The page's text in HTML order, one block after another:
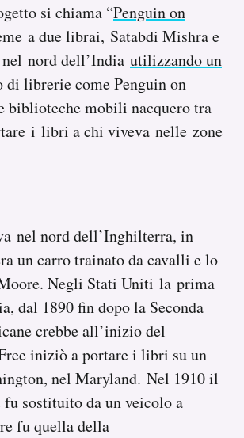
si chiama “Penguin on
a due librai, Satabdi Mishra e
nord dell’India utilizzando un
librerie come Penguin on
biblioteche mobili nacquero tra
i libri a chi viveva nelle zone
nel nord dell’Inghilterra, in
un carro trainato da cavalli e lo
Negli Stati Uniti la prima
dal 1890 fin dopo la Seconda
crebbe all’inizio del
iniziò a portare i libri su un
nel Maryland. Nel 1910 il
sostituito da un veicolo a
fu quella della